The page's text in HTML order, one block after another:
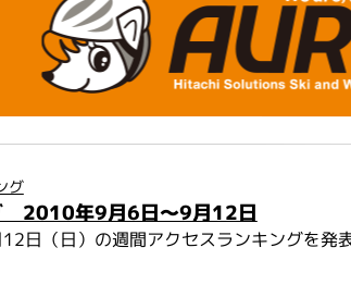
グ
2010年9月6日～9月12日
日（日）の週間アクセスランキングを発